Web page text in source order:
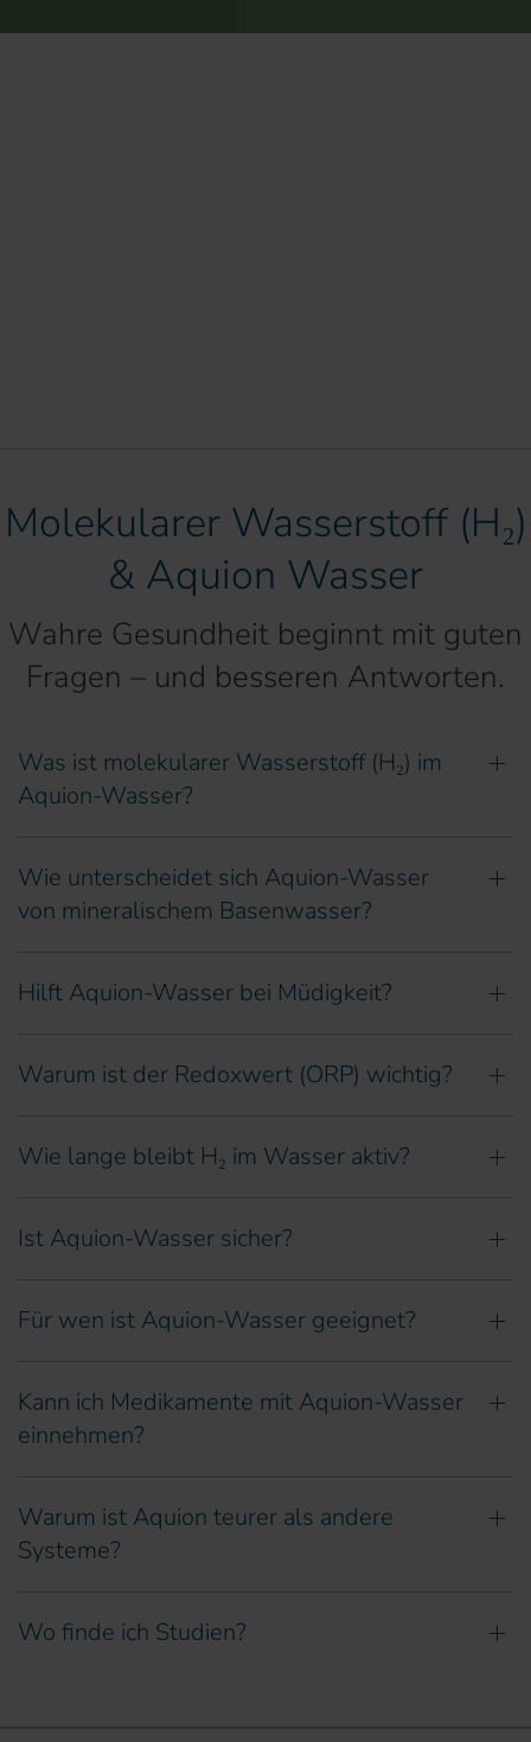
Molekularer Wasserstoff (H₂)
& Aquion Wasser
Wahre Gesundheit beginnt mit guten
Fragen – und besseren Antworten.
Was ist molekularer Wasserstoff (H₂) im
Aquion-Wasser?
Wie unterscheidet sich Aquion-Wasser
von mineralischem Basenwasser?
Hilft Aquion-Wasser bei Müdigkeit?
Warum ist der Redoxwert (ORP) wichtig?
Wie lange bleibt H₂ im Wasser aktiv?
Ist Aquion-Wasser sicher?
Für wen ist Aquion-Wasser geeignet?
Kann ich Medikamente mit Aquion-Wasser
einnehmen?
Warum ist Aquion teurer als andere
Systeme?
Wo finde ich Studien?